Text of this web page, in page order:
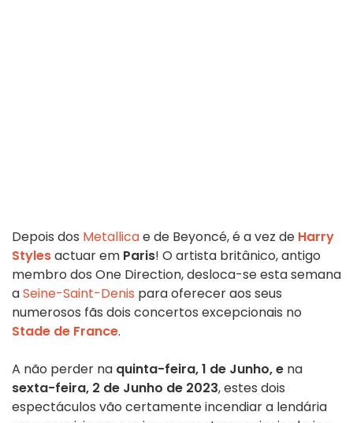
Depois dos Metallicae de Beyoncé, é a vez de Harry
Stylesactuar em Paris! O artista britânico, antigo
membro dos One Direction, desloca-se esta semana
aSeine-Saint-Denis para oferecer aos seus
numerosos fãs dois concertos excepcionais no
Stade de France.
A não perder na quinta-feira, 1 de Junho, e na
sexta-feira, 2 de Junho de 2023, estes dois
espectáculos vão certamente incendiar a lendária